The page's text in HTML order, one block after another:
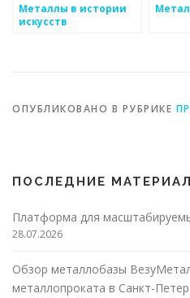
Металлы в истории
искусств
ОПУБЛИКОВАНО В РУБРИКЕ
ПОСЛЕДНИЕ
Платформа для
28.07.2026
Обзор металлобазы
металлопроката в Санкт-